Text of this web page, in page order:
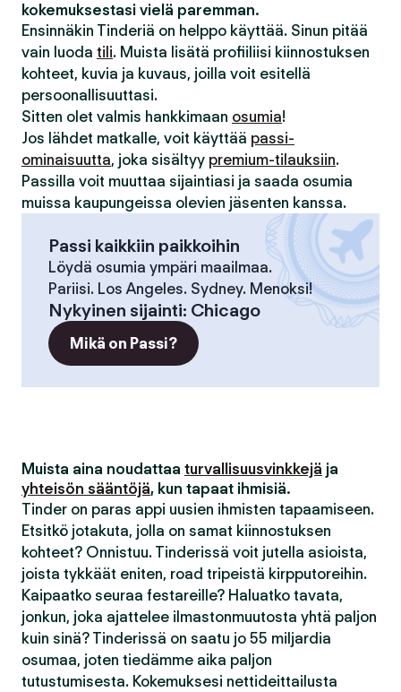
kokemuksestasi vielä paremman.
Ensinnäkin Tinderiä on helppo käyttää. Sinun pitää
vain luoda tili. Muista lisätä profiiliisi kiinnostuksen
kohteet, kuvia ja kuvaus, joilla voit esitellä
persoonallisuuttasi.
Sitten olet valmis hankkimaan osumia!
Jos lähdet matkalle, voit käyttää passi-
ominaisuutta, joka sisältyy premium-tilauksiin.
Passilla voit muuttaa sijaintiasi ja saada osumia
muissa kaupungeissa olevien jäsenten kanssa.
Passi kaikkiin paikkoihin
Löydä osumia ympäri maailmaa.
Pariisi. Los Angeles. Sydney. Menoksi!
Nykyinen sijainti: Chicago
Mikä on Passi?
Muista aina noudattaa turvallisuusvinkkejä ja
yhteisön sääntöjä, kun tapaat ihmisiä.
Tinder on paras appi uusien ihmisten tapaamiseen.
Etsitkö jotakuta, jolla on samat kiinnostuksen
kohteet? Onnistuu. Tinderissä voit jutella asioista,
joista tykkäät eniten, road tripeistä kirpputoreihin.
Kaipaatko seuraa festareille? Haluatko tavata,
jonkun, joka ajattelee ilmastonmuutosta yhtä paljon
kuin sinä? Tinderissä on saatu jo 55 miljardia
osumaa, joten tiedämme aika paljon
tutustumisesta. Kokemuksesi nettideittailusta